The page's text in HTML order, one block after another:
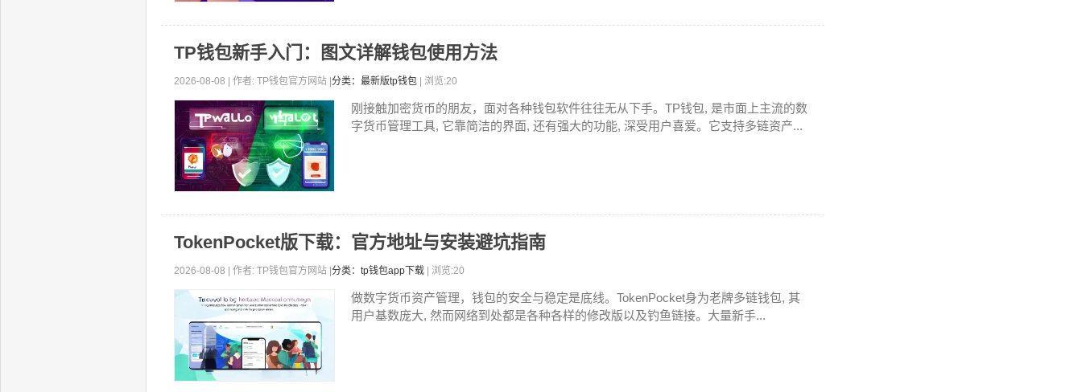
TP钱包新手入门：图文详解钱包使用方法
2026-08-08 | 作者: TP钱包官方网站 | 分类：最新版tp钱包 | 浏览:20
刚接触加密货币的朋友，面对各种钱包软件往往无从下手。TP钱包, 是市面上主流的数
字货币管理工具, 它靠简洁的界面, 还有强大的功能, 深受用户喜爱。它支持多链资产...
TokenPocket版下载：官方地址与安装避坑指南
2026-08-08 | 作者: TP钱包官方网站 | 分类：tp钱包app下载 | 浏览:20
做数字货币资产管理，钱包的安全与稳定是底线。TokenPocket身为老牌多链钱包, 其
用户基数庞大, 然而网络到处都是各种各样的修改版以及钓鱼链接。大量新手...